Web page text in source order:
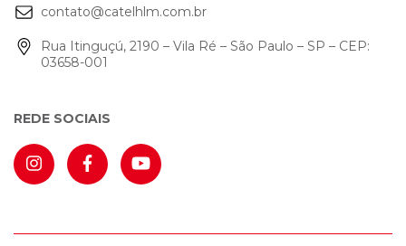
contato@catelhlm.com.br
Rua Itinguçú, 2190 – Vila Ré – São Paulo – SP – CEP:
03658-001
REDE SOCIAIS